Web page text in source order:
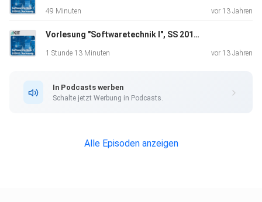
49 Minuten vor 13 Jahren
Vorlesung "Softwaretechnik I", SS 2013, gehalten am 01.07.2013
1 Stunde 13 Minuten vor 13 Jahren
In Podcasts werben
Schalte jetzt Werbung in Podcasts.
Alle Episoden anzeigen